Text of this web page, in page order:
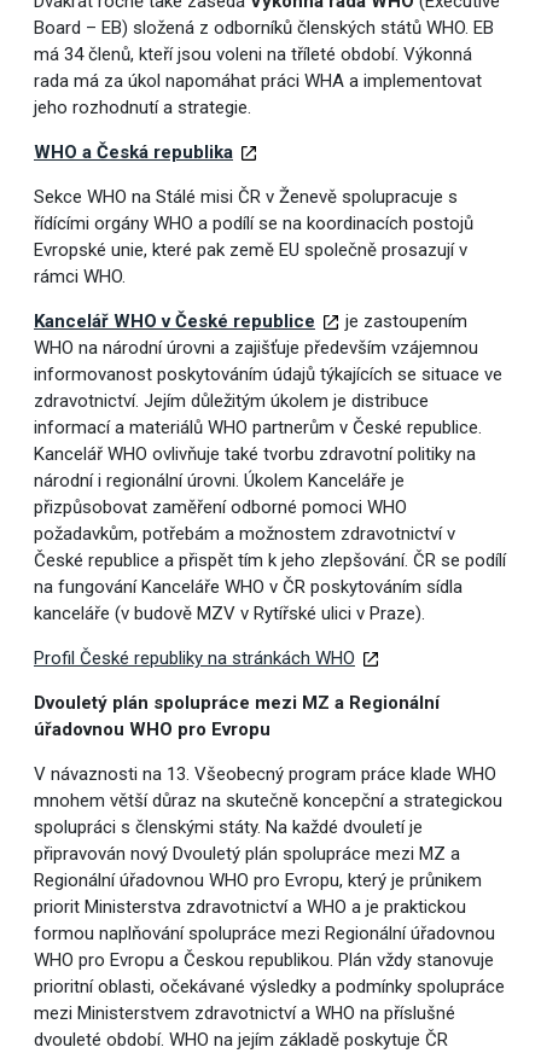
Board – EB) složená z odborníků členských států WHO. EB
má 34 členů, kteří jsou voleni na tříleté období. Výkonná
rada má za úkol napomáhat práci WHA a implementovat
jeho rozhodnutí a strategie.
WHO a Česká republika
Sekce WHO na Stálé misi ČR v Ženevě spolupracuje s
řídícími orgány WHO a podílí se na koordinacích postojů
Evropské unie, které pak země EU společně prosazují v
rámci WHO.
Kancelář WHO v České republice
je zastoupením
WHO na národní úrovni a zajišťuje především vzájemnou
informovanost poskytováním údajů týkajících se situace ve
zdravotnictví. Jejím důležitým úkolem je distribuce
informací a materiálů WHO partnerům v České republice.
Kancelář WHO ovlivňuje také tvorbu zdravotní politiky na
národní i regionální úrovni. Úkolem Kanceláře je
přizpůsobovat zaměření odborné pomoci WHO
požadavkům, potřebám a možnostem zdravotnictví v
České republice a přispět tím k jeho zlepšování. ČR se podílí
na fungování Kanceláře WHO v ČR poskytováním sídla
kanceláře (v budově MZV v Rytířské ulici v Praze).
Profil České republiky na stránkách WHO
Dvouletý plán spolupráce mezi MZ a Regionální
úřadovnou WHO pro Evropu
V návaznosti na 13. Všeobecný program práce klade WHO
mnohem větší důraz na skutečně koncepční a strategickou
spolupráci s členskými státy. Na každé dvouletí je
připravován nový Dvouletý plán spolupráce mezi MZ a
Regionální úřadovnou WHO pro Evropu, který je průnikem
priorit Ministerstva zdravotnictví a WHO a je praktickou
formou naplňování spolupráce mezi Regionální úřadovnou
WHO pro Evropu a Českou republikou. Plán vždy stanovuje
prioritní oblasti, očekávané výsledky a podmínky spolupráce
mezi Ministerstvem zdravotnictví a WHO na příslušné
dvouleté období. WHO na jejím základě poskytuje ČR